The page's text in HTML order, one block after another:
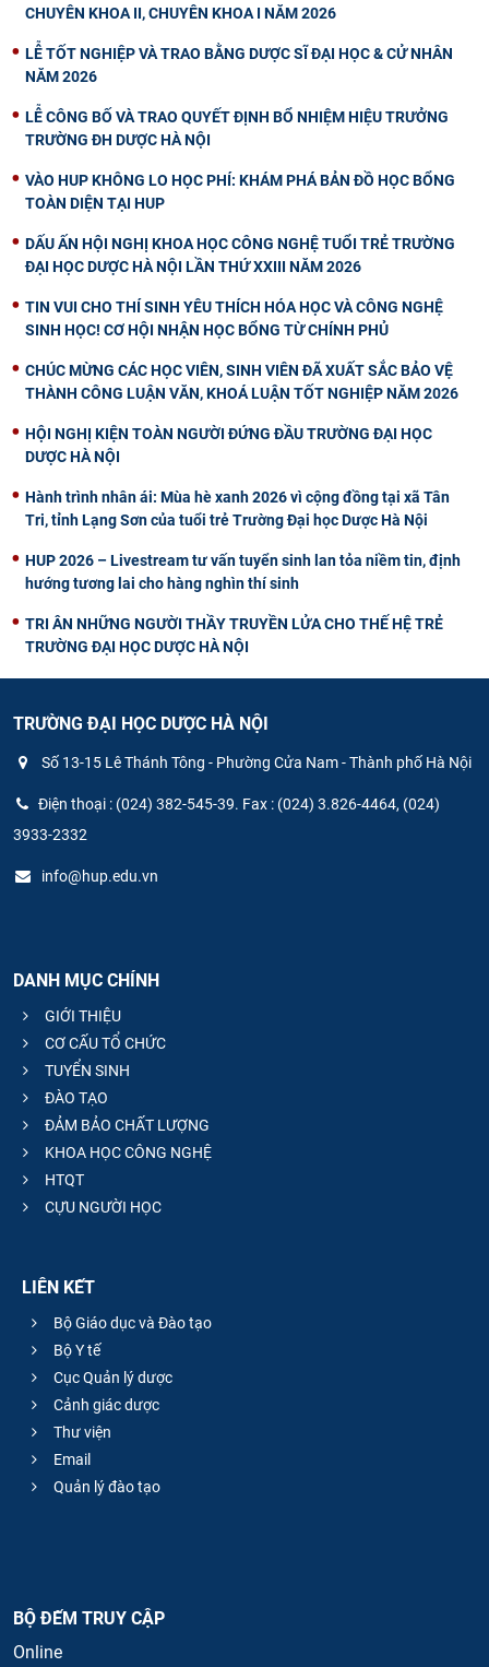
CHUYÊN KHOA II, CHUYÊN KHOA I NĂM 2026
LỄ TỐT NGHIỆP VÀ TRAO BẰNG DƯỢC SĨ ĐẠI HỌC & CỬ NHÂN
NĂM 2026
LỄ CÔNG BỐ VÀ TRAO QUYẾT ĐỊNH BỔ NHIỆM HIỆU TRƯỞNG
TRƯỜNG ĐH DƯỢC HÀ NỘI
VÀO HUP KHÔNG LO HỌC PHÍ: KHÁM PHÁ BẢN ĐỒ HỌC BỔNG
TOÀN DIỆN TẠI HUP
DẤU ẤN HỘI NGHỊ KHOA HỌC CÔNG NGHỆ TUỔI TRẺ TRƯỜNG
ĐẠI HỌC DƯỢC HÀ NỘI LẦN THỨ XXIII NĂM 2026
TIN VUI CHO THÍ SINH YÊU THÍCH HÓA HỌC VÀ CÔNG NGHỆ
SINH HỌC! CƠ HỘI NHẬN HỌC BỔNG TỪ CHÍNH PHỦ
CHÚC MỪNG CÁC HỌC VIÊN, SINH VIÊN ĐÃ XUẤT SẮC BẢO VỆ
THÀNH CÔNG LUẬN VĂN, KHOÁ LUẬN TỐT NGHIỆP NĂM 2026
HỘI NGHỊ KIỆN TOÀN NGƯỜI ĐỨNG ĐẦU TRƯỜNG ĐẠI HỌC
DƯỢC HÀ NỘI
Hành trình nhân ái: Mùa hè xanh 2026 vì cộng đồng tại xã Tân
Tri, tỉnh Lạng Sơn của tuổi trẻ Trường Đại học Dược Hà Nội
HUP 2026 – Livestream tư vấn tuyển sinh lan tỏa niềm tin, định
hướng tương lai cho hàng nghìn thí sinh
TRI ÂN NHỮNG NGƯỜI THẦY TRUYỀN LỬA CHO THẾ HỆ TRẺ
TRƯỜNG ĐẠI HỌC DƯỢC HÀ NỘI
TRƯỜNG ĐẠI HỌC DƯỢC HÀ NỘI
Số 13-15 Lê Thánh Tông - Phường Cửa Nam - Thành phố Hà Nội
Điện thoại : (024) 382-545-39. Fax : (024) 3.826-4464, (024)
3933-2332
info@hup.edu.vn
DANH MỤC CHÍNH
GIỚI THIỆU
CƠ CẤU TỔ CHỨC
TUYỂN SINH
ĐÀO TẠO
ĐẢM BẢO CHẤT LƯỢNG
KHOA HỌC CÔNG NGHỆ
HTQT
CỰU NGƯỜI HỌC
LIÊN KẾT
Bộ Giáo dục và Đào tạo
Bộ Y tế
Cục Quản lý dược
Cảnh giác dược
Thư viện
Email
Quản lý đào tạo
BỘ ĐẾM TRUY CẬP
Online